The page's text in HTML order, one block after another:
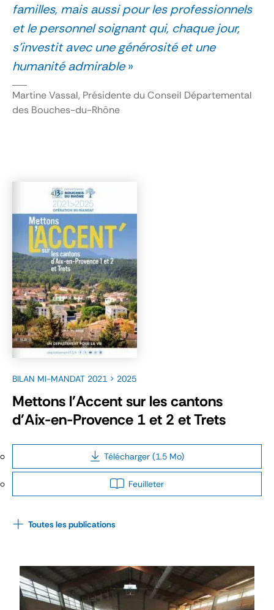
familles, mais aussi pour les professionnels
et le personnel soignant qui, chaque jour,
s’investit avec une générosité et une
humanité admirable»
Martine Vassal, Présidente du Conseil Départemental
des Bouches-du-Rhône
BILAN MI-MANDAT 2021 > 2025
Mettons l'Accent sur les cantons
d'Aix-en-Provence 1 et 2 et Trets
Télécharger (1.5 Mo)
Feuilleter
Toutes les publications